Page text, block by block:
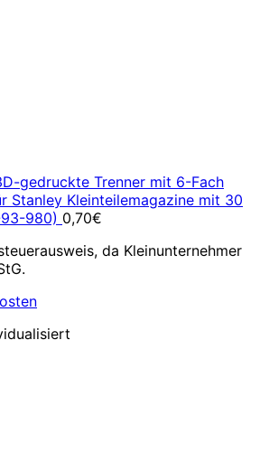
gedruckte Trenner mit 6-Fach
Stanley Kleinteilemagazine mit 30
980) 0,70€
da Kleinunternehmer